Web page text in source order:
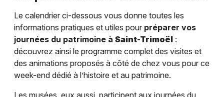
Le calendrier ci-dessous vous donne toutes les
informations pratiques et utiles pour préparer vos
journées du patrimoine à Saint-Trimoël :
découvrez ainsi le programme complet des visites et
des animations proposés à côté de chez vous pour ce
week-end dédié à l’histoire et au patrimoine.